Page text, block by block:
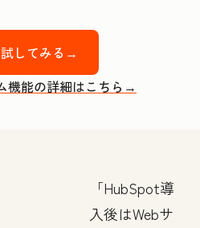
してみる→
機能の詳細はこちら→
HubSpot導
入後はWebサ